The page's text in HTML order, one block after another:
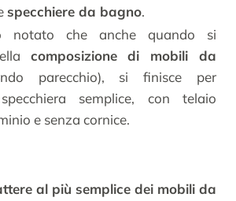
specchiere da bagno.
notato che anche quando si
composizione di mobili da
parecchio), si finisce per
semplice, con telaio
e senza cornice.
al più semplice dei mobili da